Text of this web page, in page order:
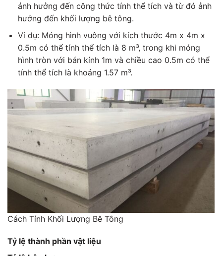
ảnh hưởng đến công thức tính thể tích và từ đó ảnh
hưởng đến khối lượng bê tông.
Ví dụ: Móng hình vuông với kích thước 4m x 4m x
0.5m có thể tính thể tích là 8 m³, trong khi móng
hình tròn với bán kính 1m và chiều cao 0.5m có thể
tính thể tích là khoảng 1.57 m³.
Cách Tính Khối Lượng Bê Tông
Tỷ lệ thành phần vật liệu